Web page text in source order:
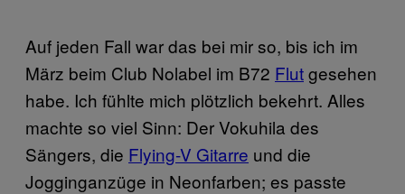
Auf jeden Fall war das bei mir so, bis ich im
März beim Club Nolabel im B72 Flutgesehen
habe. Ich fühlte mich plötzlich bekehrt. Alles
machte so viel Sinn: Der Vokuhila des
Sängers, die Flying-V Gitarre und die
Jogginganzüge in Neonfarben; es passte